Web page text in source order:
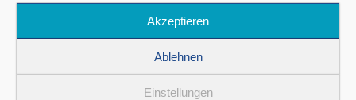
Akzeptieren
Ablehnen
Einstellungen
17:30 Uhr
Terms and Conditions (GTC